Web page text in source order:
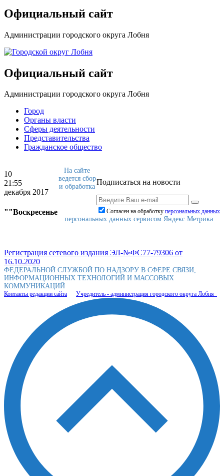
Официальный сайт
Администрации городского округа Лобня
Официальный сайт
Администрации городского округа Лобня
Город
Органы власти
Сферы деятельности
Представительства
Гражданское общество
10
21:55
декабря 2017
""Воскресенье
Подписаться на новости
Согласен на обработку персональныx данных
На сайте
ведется сбор
и обработка
персональных данных сервисом Яндекс.Метрика
Регистрация сетевого издания ЭЛ-№ФС77-79306 от
16.10.2020
ФЕДЕРАЛЬНОЙ СЛУЖБОЙ ПО НАДЗОРУ В СФЕРЕ СВЯЗИ,
ИНФОРМАЦИОННЫХ ТЕХНОЛОГИЙ И МАССОВЫХ
КОММУНИКАЦИЙ
Контакты редакции сайта Учредитель - администрация городского округа Лобня